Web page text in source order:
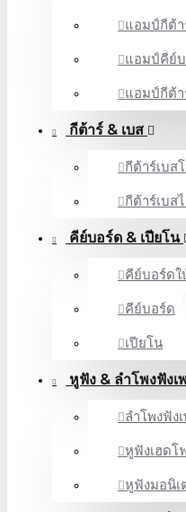
แอมป์กีต้
แอมป์คีย์
แอมป์กีต้า
กีต้าร์ & เบส
กีต้าร์เบส
กีต้าร์เบส
คีย์บอร์ด & เปียโน
คีย์บอร์ดใ
คีย์บอร์ด
เปียโน
หูฟัง & ลําโพงฟังเ
ลำโพงฟัง
หูฟังเฮดโ
หูฟังมอนิเ